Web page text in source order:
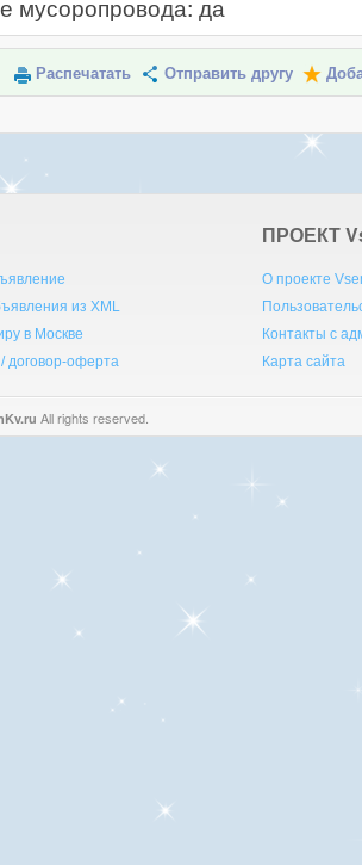
мусоропровода: да
Распечатать Отправить другу
из XML
в Москве
договор-оферта
ПРОЕКТ V
О проекте
Контакты с
Карта сайта
All rights reserved.